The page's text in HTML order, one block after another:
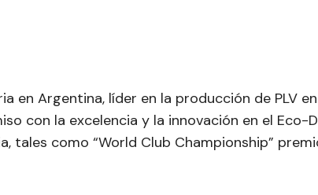
en Argentina, líder en la producción de PLV
con la excelencia y la innovación en el Eco-
tales como “World Club Championship”